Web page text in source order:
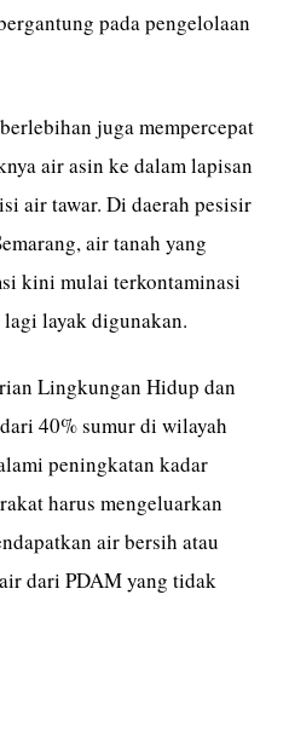
pada pengelolaan
juga mempercepat
air asin ke dalam lapisan
air tawar. Di daerah pesisir
air tanah yang
kini mulai terkontaminasi
layak digunakan.
Lingkungan Hidup dan
40% sumur di wilayah
peningkatan kadar
harus mengeluarkan
air bersih atau
dari PDAM yang tidak